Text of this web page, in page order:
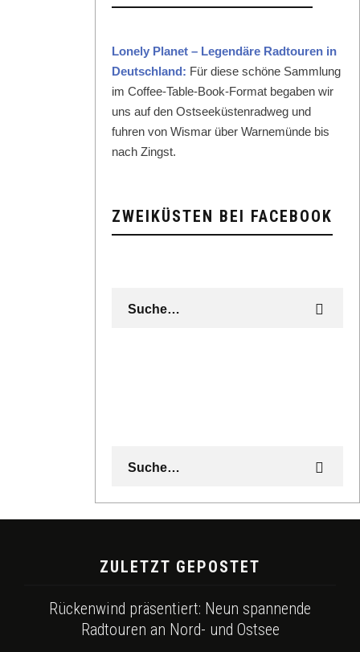
Lone­ly Plan­et – Leg­endäre Rad­touren in
Deutsch­land: Für diese schöne Samm­lung
im Cof­fee-Table-Book-For­mat begaben wir
uns auf den Ost­seeküsten­rad­weg und
fuhren von Wis­mar über Warnemünde bis
nach Zingst.
ZWEIKÜSTEN BEI FACEBOOK
ZULETZT GEPOSTET
Rückenwind präsentiert: Neun spannende
Radtouren an Nord- und Ostsee